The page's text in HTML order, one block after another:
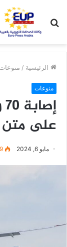
عن
الرئيسية / منوعات
منوعات
على متن
مايو 6, 2024